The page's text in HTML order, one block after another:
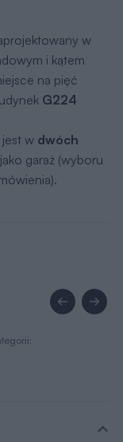
w
i kątem
na pięć
G224
w dwóch
garaż (wyboru